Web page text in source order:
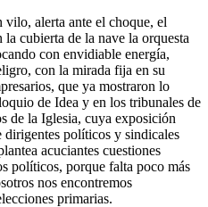
vilo, alerta ante el choque, el
cubierta de la nave la orquesta
con envidiable energía,
con la mirada fija en su
que ya mostraron lo
de Idea y en los tribunales de
de la Iglesia, cuya exposición
políticos y sindicales
acuciantes cuestiones
políticos, porque falta poco más
nos encontremos
primarias.